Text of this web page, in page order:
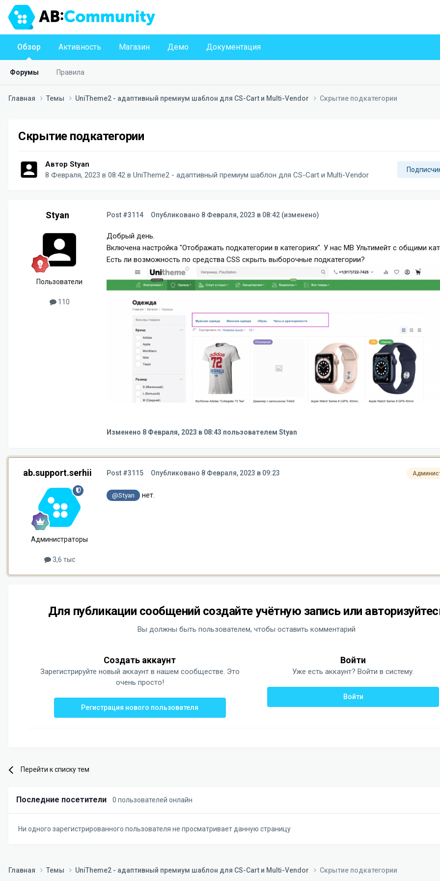
Обзор
Форумы Правила
Активность Магазин Демо Документация
Главная Темы UniTheme2 - адаптивный премиум шаблон для CS-Cart и Multi-Vendor Скрытие подкатегории
Скрытие подкатегории
Автор Styan
8 Февраля, 2023 в 08:42 в UniTheme2 - адаптивный премиум шаблон для CS-Cart и Multi-Vendor
Styan
Пользователи
110
Post #3114 Опубликовано 8 Февраля, 2023 в 08:42 (изменено)
Добрый день.
Включена настройка "Отображать подкатегории в категориях". У нас МВ Ультимейт с общими
Есть ли возможность по средства CSS скрыть выборочные подкатегории?
Изменено 8 Февраля, 2023 в 08:43 пользователем Styan
ab.support.serhii
Администраторы
3,6 тыс
Post #3115 Опубликовано 8 Февраля, 2023 в 09:23
@Styan нет.
Для публикации сообщений создайте учётную запись или
Вы должны быть пользователем, чтобы оставить комментарий
Создать аккаунт
Зарегистрируйте новый аккаунт в нашем сообществе. Это
очень просто!
Регистрация нового пользователя
Войти
Уже есть аккаунт? Войти в систему.
Войти
Перейти к списку тем
Последние посетители 0 пользователей онлайн
Ни одного зарегистрированного пользователя не просматривает данную страницу
Главная Темы UniTheme2 - адаптивный премиум шаблон для CS-Cart и Multi-Vendor Скрытие подкатегории